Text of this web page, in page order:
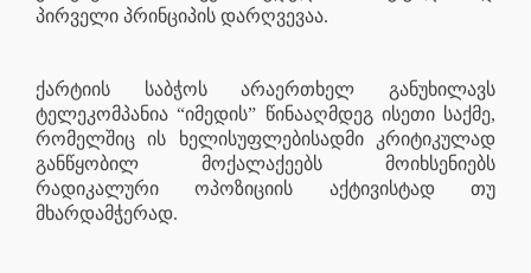
პირველი პრინციპის დარღვევაა.
ქარტიის საბჭოს არაერთხელ განუხილავს
ტელეკომპანია “იმედის” წინააღმდეგ ისეთი საქმე,
რომელშიც ის ხელისუფლებისადმი კრიტიკულად
განწყობილ მოქალაქეებს მოიხსენიებს
რადიკალური ოპოზიციის აქტივისტად თუ
მხარდამჭერად.